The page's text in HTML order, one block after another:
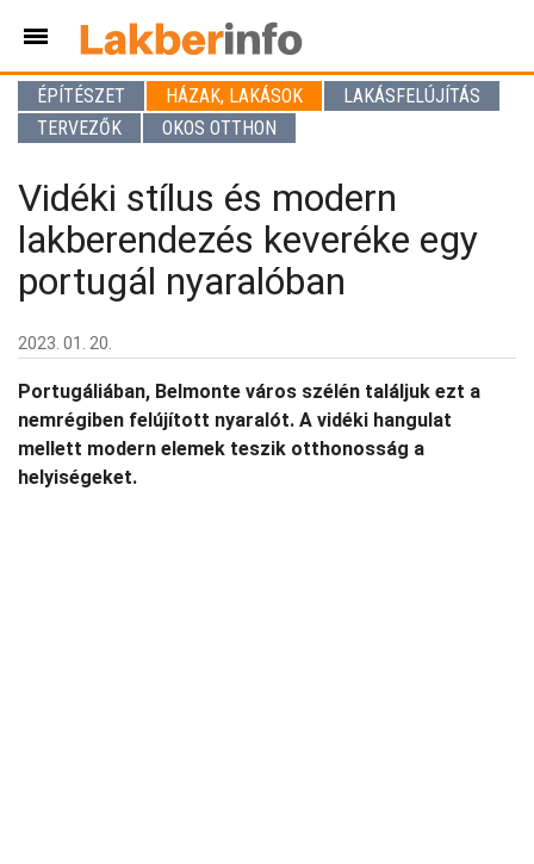
ÉPÍTÉSZET HÁZAK, LAKÁSOK
LAKÁSFELÚJÍTÁS
TERVEZŐK
OKOS OTTHON
Vidéki stílus és modern
lakberendezés keveréke egy
portugál nyaralóban
2023. 01. 20.
Portugáliában, Belmonte város szélén találjuk ezt a
nemrégiben felújított nyaralót. A vidéki hangulat
mellett modern elemek teszik otthonosság a
helyiségeket.